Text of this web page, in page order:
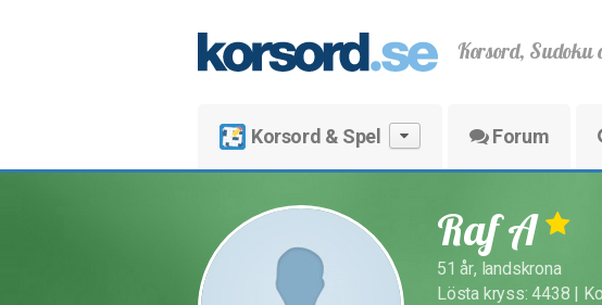
Korsord,
Korsord & Spel Forum
Raf A
51 år, landskrona
Lösta kryss: 4438 |